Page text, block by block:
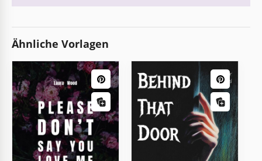
Ähnliche Vorlagen